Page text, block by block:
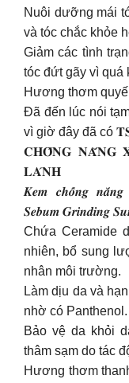
Nuôi dưỡng mái
và tóc chắc khỏe
Giảm các tình
tóc đứt gãy vì
Hương thơm
Đã đến lúc nói
vì giờ đây đã có
𝐂𝐇𝐎̂́𝐍𝐆 𝐍𝐀̆́𝐍𝐆
𝐋𝐀́𝐍𝐇
𝑲𝒆𝒎 𝒄𝒉𝒐̂́𝒏𝒈 𝒏𝒂̆́𝒏𝒈
𝑺𝒆𝒃𝒖𝒎 𝑮𝒓𝒊𝒏𝒅𝒊𝒏𝒈
Chứa Ceramide
nhiên, bổ sung
nhân môi trường.
Làm dịu da và
nhờ có Panthenol.
Bảo vệ da khỏi
thâm sạm do tác
Hương thơm